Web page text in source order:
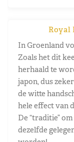
Royal
In Groenland
Zoals het dit
herhaald te
japon, dus
de witte
hele effect van
De “traditie”
dezelfde